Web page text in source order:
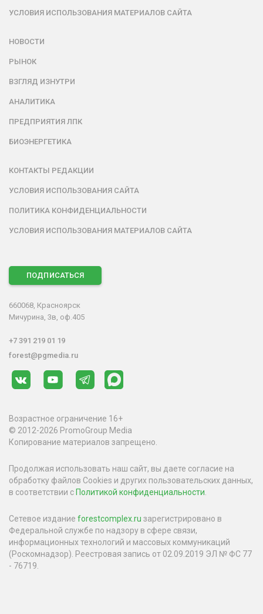
УСЛОВИЯ ИСПОЛЬЗОВАНИЯ МАТЕРИАЛОВ САЙТА
НОВОСТИ
РЫНОК
ВЗГЛЯД ИЗНУТРИ
АНАЛИТИКА
ПРЕДПРИЯТИЯ ЛПК
БИОЭНЕРГЕТИКА
КОНТАКТЫ РЕДАКЦИИ
УСЛОВИЯ ИСПОЛЬЗОВАНИЯ САЙТА
ПОЛИТИКА КОНФИДЕНЦИАЛЬНОСТИ
УСЛОВИЯ ИСПОЛЬЗОВАНИЯ МАТЕРИАЛОВ САЙТА
ПОДПИСАТЬСЯ
660068, Красноярск
Мичурина, 3в, оф.405
+7 391 219 01 19
forest@pgmedia.ru
Возрастное ограничение 16+
© 2012-2026 PromoGroup Media
Копирование материалов запрещено.
Продолжая использовать наш сайт, вы даете согласие на
обработку файлов Cookies и других пользовательских данных,
в соответствии с Политикой конфиденциальности
Сетевое издание forestcomplex.ru зарегистрировано в
Федеральной службе по надзору в сфере связи,
информационных технологий и массовых коммуникаций
(Роскомнадзор). Реестровая запись от 02.09.2019 ЭЛ № ФС 77
- 76719.